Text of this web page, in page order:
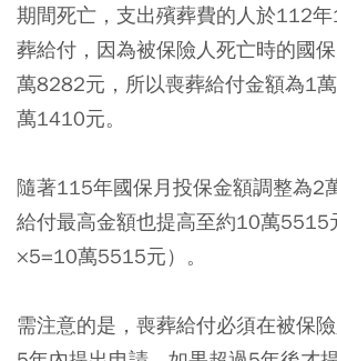
期間死亡，支出殯葬費的人於112
葬給付，因為被保險人死亡時的國
萬8282元，所以喪葬給付金額為1
萬1410元。
隨著115年國保月投保金額調整為2
給付最高金額也提高至約10萬
×5=10萬5515元）。
需注意的是，喪葬給付必須在被保